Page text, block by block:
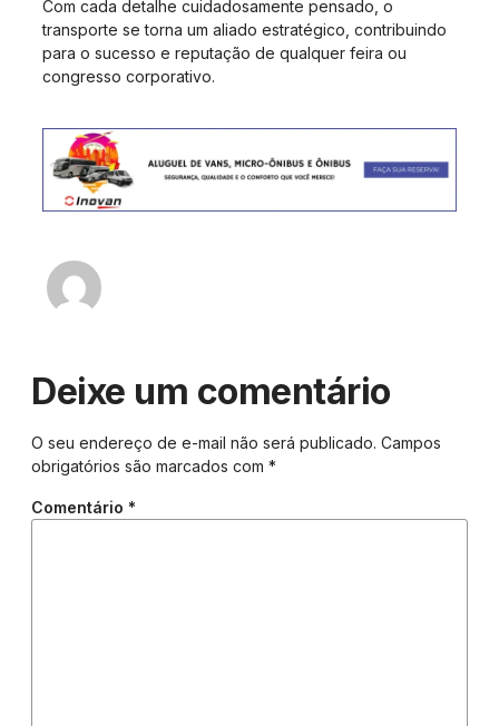
Com cada detalhe cuidadosamente pensado, o
transporte se torna um aliado estratégico, contribuindo
para o sucesso e reputação de qualquer feira ou
congresso corporativo.
Deixe um comentário
O seu endereço de e-mail não será publicado. Campos
obrigatórios são marcados com *
Comentário *